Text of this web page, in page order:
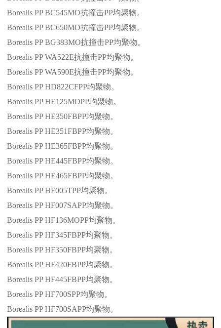
Borealis PP BC545MO抗撞击PP均聚物。
Borealis PP BC650MO抗撞击PP均聚物。
Borealis PP BG383MO抗撞击PP均聚物。
Borealis PP WA522E抗撞击PP均聚物。
Borealis PP WA590E抗撞击PP均聚物。
Borealis PP HD822CFPP均聚物。
Borealis PP HE125MOPP均聚物。
Borealis PP HE350FBPP均聚物。
Borealis PP HE351FBPP均聚物。
Borealis PP HE365FBPP均聚物。
Borealis PP HE445FBPP均聚物。
Borealis PP HE465FBPP均聚物。
Borealis PP HF005TPP均聚物。
Borealis PP HF007SAPP均聚物。
Borealis PP HF136MOPP均聚物。
Borealis PP HF345FBPP均聚物。
Borealis PP HF350FBPP均聚物。
Borealis PP HF420FBPP均聚物。
Borealis PP HF445FBPP均聚物。
Borealis PP HF700SPP均聚物。
Borealis PP HF700SAPP均聚物。